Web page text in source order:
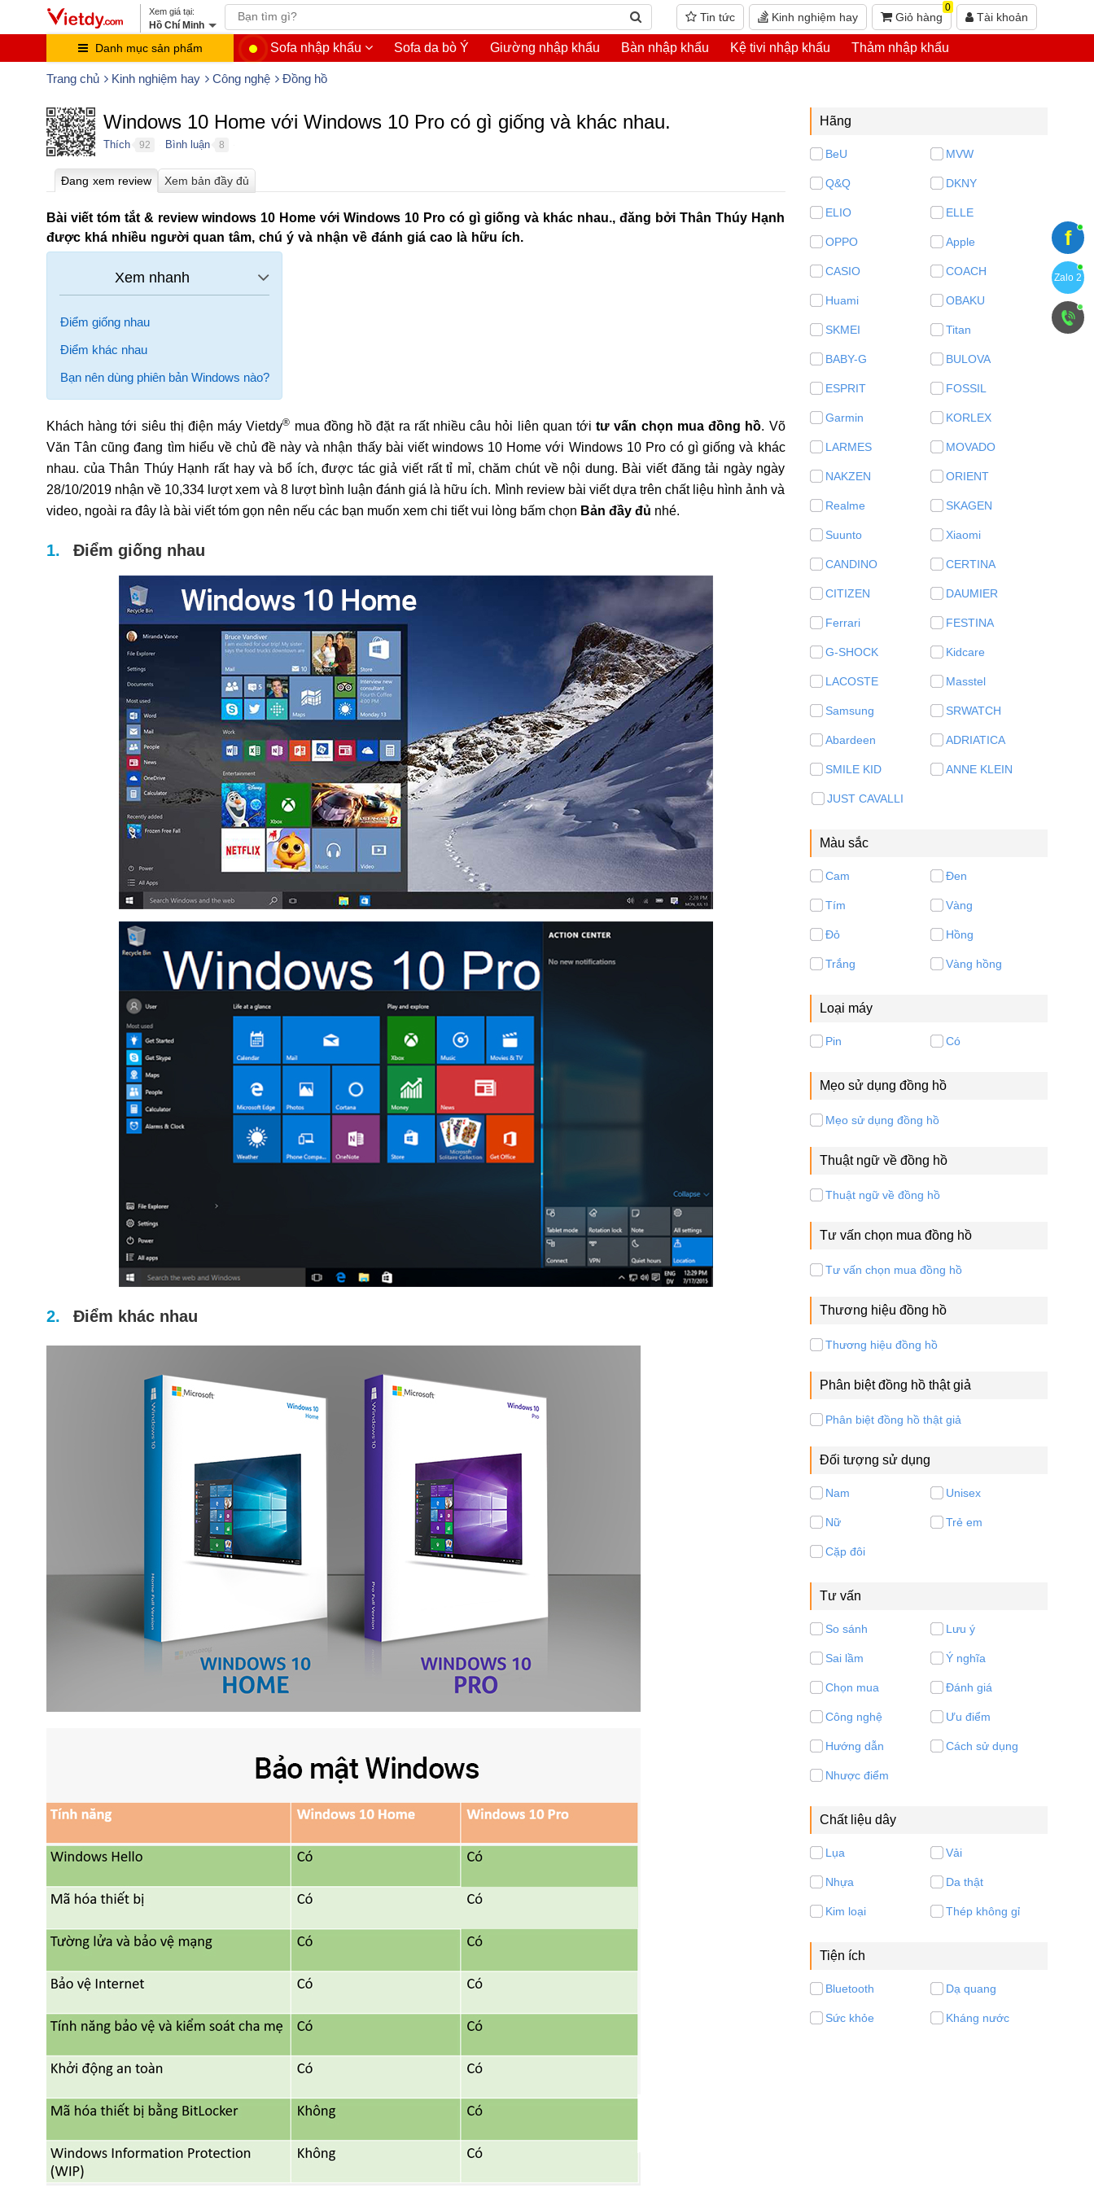
Hồ Chí Minh
Tin tức Kinh nghiệm hay Giỏ hàng
0
Tài khoản
Danh mục sản phẩm Sofa nhập khẩu Sofa da bò Ý Giường nhập khẩu Bàn nhập khẩu Kệ tivi nhập khẩu Thảm nhập khẩu
Trang chủ Kinh nghiệm hay Công nghệ Đồng hồ
Hãng
BeU MVW
Q&Q DKNY
ELIO ELLE
OPPO Apple
CASIO COACH
Huami OBAKU
SKMEI Titan
BABY-G BULOVA
ESPRIT FOSSIL
Garmin KORLEX
LARMES MOVADO
NAKZEN ORIENT
Realme SKAGEN
Suunto Xiaomi
CANDINO CERTINA
CITIZEN DAUMIER
Ferrari FESTINA
G-SHOCK Kidcare
LACOSTE Masstel
Samsung SRWATCH
Abardeen ADRIATICA
SMILE KID ANNE KLEIN
JUST CAVALLI
Màu sắc
Cam Đen
Tím Vàng
Đỏ Hồng
Trắng Vàng hồng
Loại máy
Pin Có
Mẹo sử dụng đồng hồ
Mẹo sử dụng đồng hồ
Thuật ngữ về đồng hồ
Thuật ngữ về đồng hồ
Tư vấn chọn mua đồng hồ
Tư vấn chọn mua đồng hồ
Thương hiệu đồng hồ
Thương hiệu đồng hồ
Phân biệt đồng hồ thật giả
Phân biệt đồng hồ thật giả
Đối tượng sử dụng
Nam Unisex
Nữ Trẻ em
Cặp đôi
Tư vấn
So sánh Lưu ý
Sai lầm Ý nghĩa
Chọn mua Đánh giá
Công nghệ Ưu điểm
Hướng dẫn Cách sử dụng
Nhược điểm
Chất liệu dây
Lụa Vải
Nhựa Da thật
Kim loại Thép không gỉ
Tiện ích
Bluetooth Dạ quang
Sức khỏe Kháng nước
Windows 10 Home với Windows 10 Pro có gì giống và khác nhau.
Thích 92 Bình luận 8
Bài viết tóm tắt & review windows 10 Home với Windows 10 Pro có gì giống và khác nhau., đăng bởi Thân Thúy Hạnh
được khá nhiều người quan tâm, chú ý và nhận về đánh giá cao là hữu ích.
Điểm giống nhau
Điểm khác nhau
Bạn nên dùng phiên bản Windows nào?
Khách hàng tới siêu thị điện máy Vietdy® mua đồng hồ đặt ra rất nhiều câu hỏi liên quan tớitư vấn chọn mua đồng hồ. Võ
Văn Tân cũng đang tìm hiểu về chủ đề này và nhận thấy bài viết windows 10 Home với Windows 10 Pro có gì giống và khác
nhau. của Thân Thúy Hạnh rất hay và bổ ích, được tác giả viết rất tỉ mỉ, chăm chút về nội dung. Bài viết đăng tải ngày ngày
28/10/2019 nhận về 10,334 lượt xem và 8 lượt bình luận đánh giá là hữu ích. Mình review bài viết dựa trên chất liệu hình ảnh và
video, ngoài ra đây là bài viết tóm gọn nên nếu các bạn muốn xem chi tiết vui lòng bấm chọn Bản đầy đủ nhé.
Điểm giống nhau
Điểm khác nhau
f
Zalo 2